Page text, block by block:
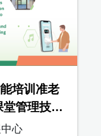
培训准老
管理技巧
心